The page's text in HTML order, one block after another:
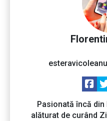
Pasionată încă
alăturat de curând